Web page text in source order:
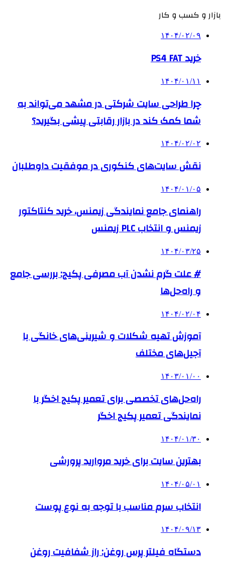
بازار و کسب و کار
۱۴۰۴/۰۲/۰۹
خرید PS4 FAT
۱۴۰۴/۰۱/۱۱
چرا طراحی سایت شرکتی در مشهد می‌تواند به
شما کمک کند در بازار رقابتی پیشی بگیرید؟
۱۴۰۴/۰۲/۰۲
نقش سایت‌های کنکوری در موفقیت داوطلبان
۱۴۰۴/۰۱/۰۵
راهنمای جامع نمایندگی زیمنس، خرید کنتاکتور
زیمنس و انتخاب PLC زیمنس
۱۴۰۴/۰۳/۲۵
# علت گرم نشدن آب مصرفی پکیج: بررسی جامع
و راه‌حل‌ها
۱۴۰۴/۰۲/۰۴
آموزش تهیه شکلات و شیرینی‌های خانگی با
آجیل‌های مختلف
۱۴۰۳/۰۱/۰۰
راه‌حل‌های تخصصی برای تعمیر پکیج اخگر با
نمایندگی تعمیر پکیج اخگر
۱۴۰۴/۰۱/۳۰
بهترین سایت برای خرید مروارید پرورشی
۱۴۰۴/۰۵/۰۱
انتخاب سرم مناسب با توجه به نوع پوست
۱۴۰۴/۰۹/۱۳
دستگاه فیلتر پرس روغن: راز شفافیت روغن